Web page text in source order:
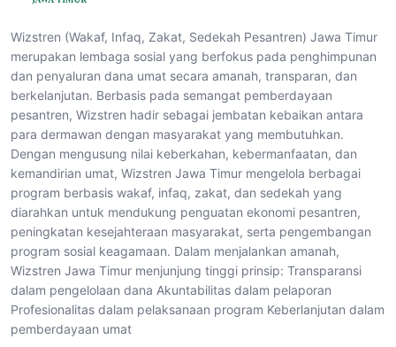
Wizstren (Wakaf, Infaq, Zakat, Sedekah Pesantren) Jawa Timur
merupakan lembaga sosial yang berfokus pada penghimpunan
dan penyaluran dana umat secara amanah, transparan, dan
berkelanjutan. Berbasis pada semangat pemberdayaan
pesantren, Wizstren hadir sebagai jembatan kebaikan antara
para dermawan dengan masyarakat yang membutuhkan.
Dengan mengusung nilai keberkahan, kebermanfaatan, dan
kemandirian umat, Wizstren Jawa Timur mengelola berbagai
program berbasis wakaf, infaq, zakat, dan sedekah yang
diarahkan untuk mendukung penguatan ekonomi pesantren,
peningkatan kesejahteraan masyarakat, serta pengembangan
program sosial keagamaan. Dalam menjalankan amanah,
Wizstren Jawa Timur menjunjung tinggi prinsip: Transparansi
dalam pengelolaan dana Akuntabilitas dalam pelaporan
Profesionalitas dalam pelaksanaan program Keberlanjutan dalam
pemberdayaan umat